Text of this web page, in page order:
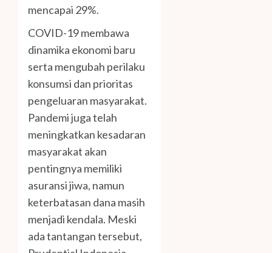
mencapai 29%.
COVID-19 membawa
dinamika ekonomi baru
serta mengubah perilaku
konsumsi dan prioritas
pengeluaran masyarakat.
Pandemi juga telah
meningkatkan kesadaran
masyarakat akan
pentingnya memiliki
asuransi jiwa, namun
keterbatasan dana masih
menjadi kendala. Meski
ada tantangan tersebut,